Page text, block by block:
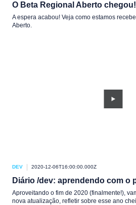
O Beta Regional Aberto chegou!
A espera acabou! Veja como estamos
Aberto.
DEV 2020-12-06T16:00:00.000Z
Diário /dev: aprendendo com o
Aproveitando o fim de 2020 (finalmente!),
nova atualização, refletir sobre esse ano